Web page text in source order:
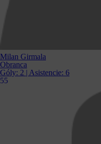
Milan Girmala
Obranca
Góly: 2 | Asistencie: 6
55